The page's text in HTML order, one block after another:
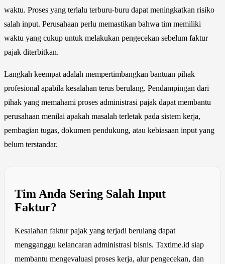
waktu. Proses yang terlalu terburu-buru dapat meningkatkan risiko
salah input. Perusahaan perlu memastikan bahwa tim memiliki
waktu yang cukup untuk melakukan pengecekan sebelum faktur
pajak diterbitkan.
Langkah keempat adalah mempertimbangkan bantuan pihak
profesional apabila kesalahan terus berulang. Pendampingan dari
pihak yang memahami proses administrasi pajak dapat membantu
perusahaan menilai apakah masalah terletak pada sistem kerja,
pembagian tugas, dokumen pendukung, atau kebiasaan input yang
belum terstandar.
Tim Anda Sering Salah Input
Faktur?
Kesalahan faktur pajak yang terjadi berulang dapat
mengganggu kelancaran administrasi bisnis. Taxtime.id siap
membantu mengevaluasi proses kerja, alur pengecekan, dan